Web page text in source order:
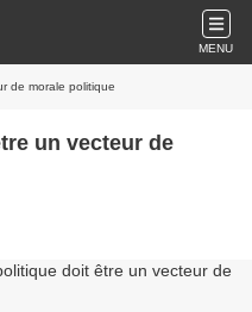
MENU
de morale politique
un vecteur de